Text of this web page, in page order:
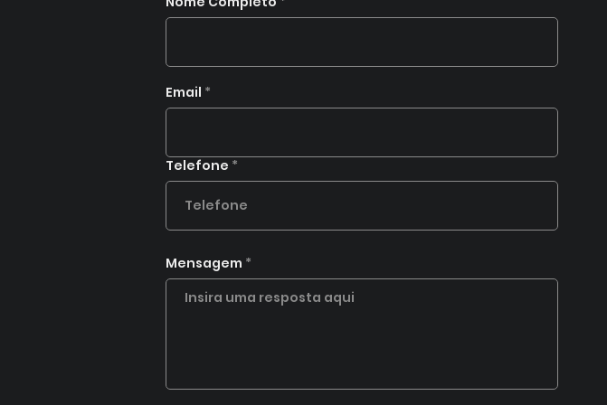
Email
Telefone
Mensagem